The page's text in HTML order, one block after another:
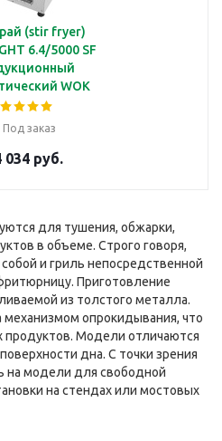
(stir fryer)
6.4/5000 SF
WOK
Под заказ
034 руб.
для тушения, обжарки,
в объеме. Строго говоря,
и гриль непосредственной
Приготовление
из толстого металла.
механизмом опрокидывания, что
продуктов. Модели отличаются
дна. С точки зрения
на модели для свободной
на стендах или мостовых